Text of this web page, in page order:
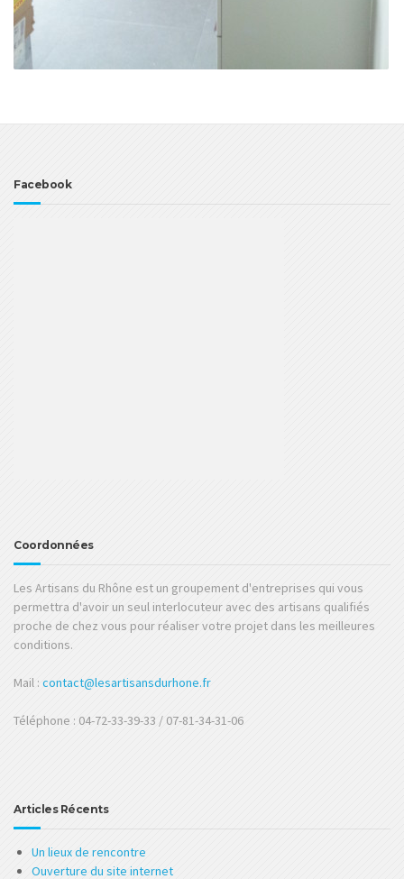
Facebook
Coordonnées
Les Artisans du Rhône est un groupement d'entreprises qui vous
permettra d'avoir un seul interlocuteur avec des artisans qualifiés
proche de chez vous pour réaliser votre projet dans les meilleures
conditions.
Mail : contact@lesartisansdurhone.fr
Téléphone : 04-72-33-39-33 / 07-81-34-31-06
Articles Récents
Un lieux de rencontre
Ouverture du site internet